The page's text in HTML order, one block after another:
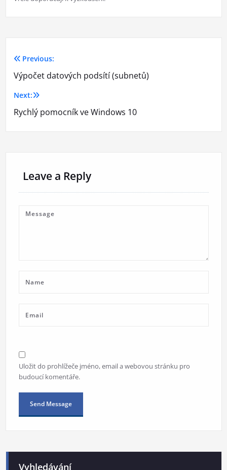
Navigace
pro
příspěvek
Previous:
Výpočet datových podsítí (subnetů)
Next:
Rychlý pomocník ve Windows 10
Leave a Reply
Uložit do prohlížeče jméno, email a webovou stránku pro
budoucí komentáře.
Vyhledávání